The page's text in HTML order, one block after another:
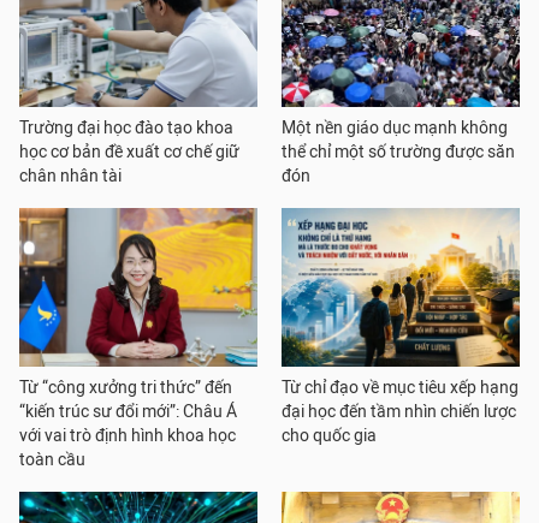
Trường đại học đào tạo khoa
học cơ bản đề xuất cơ chế giữ
chân nhân tài
Một nền giáo dục mạnh không
thể chỉ một số trường được săn
đón
Từ “công xưởng tri thức” đến
“kiến trúc sư đổi mới”: Châu Á
với vai trò định hình khoa học
toàn cầu
Từ chỉ đạo về mục tiêu xếp hạng
đại học đến tầm nhìn chiến lược
cho quốc gia